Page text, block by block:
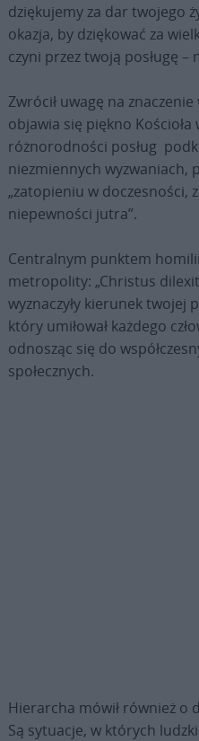
dziękujemy za dar twojego
okazja, by dziękować za
czyni przez twoją posługę –
Zwrócił uwagę na
objawia się piękno
różnorodności posług
niezmiennych wyzwaniach,
„zatopieniu w doczesności,
niepewności jutra”.
Centralnym punktem
metropolity: „Christus dilexit
wyznaczyły kierunek twojej
który umiłował każdego
odnosząc się do
społecznych.
Hierarcha mówił również o
Są sytuacje, w których